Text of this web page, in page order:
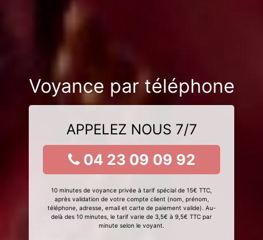
Voyance par téléphone
APPELEZ NOUS 7/7
04 23 09 09 92
10 minutes de voyance privée à tarif spécial de 15€ TTC,
après validation de votre compte client (nom, prénom,
téléphone, adresse, email et carte de paiement valide). Au-
delà des 10 minutes, le tarif varie de 3,5€ à 9,5€ TTC par
minute selon le voyant.